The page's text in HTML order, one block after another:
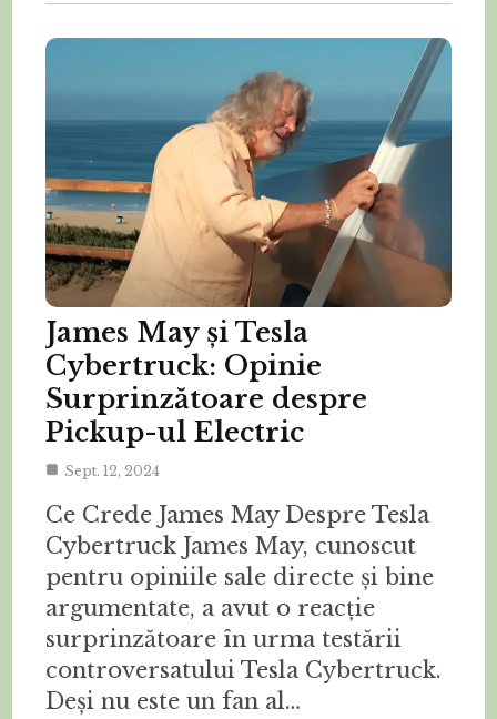
James May și Tesla
Cybertruck: Opinie
Surprinzătoare despre
Pickup-ul Electric
Sept. 12, 2024
Ce Crede James May Despre Tesla
Cybertruck James May, cunoscut
pentru opiniile sale directe și bine
argumentate, a avut o reacție
surprinzătoare în urma testării
controversatului Tesla Cybertruck.
Deși nu este un fan al…